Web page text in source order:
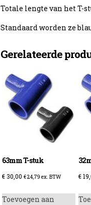
Totale lengte van het T-
Standaard worden ze
Gerelateerde
63mm T-stuk
€ 30,00 €24,79 ex. BTW
Toevoegen aan
€